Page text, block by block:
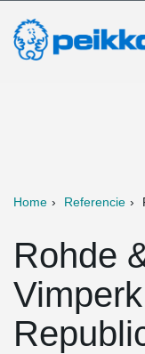
Home Referencie
Rohde